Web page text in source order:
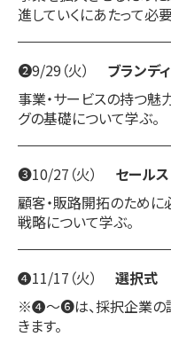
進していくにあたって必
❷9/29（火）
ブランデ
事業・サービスの持つ魅
グの基礎について学ぶ。
❸10/27（火）
セールス
顧客・販路開拓のため
戦略について学ぶ。
❹11/17（火）
選択式
※❹～❻は、採択企業の
きます。